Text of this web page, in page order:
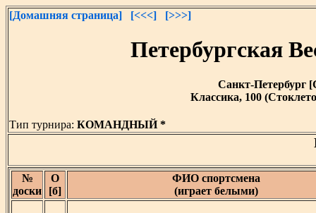
[Домашняя страница] [<<<] [>>>]
Петербургская
Санкт-Петербург
Классика, 100
Тип турнира: КОМАНДНЫЙ *
№
доски
О
[б]
ФИО спортсмена
(играет белыми)